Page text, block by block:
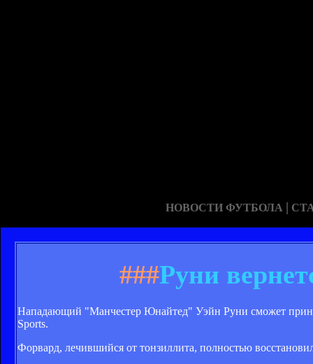
НОВОСТИ ФУТБОЛА |
###Руни
Нападающий "Манчестер Юнайтед" Уэйн Руни сможет
Sports.
Форвард, лечившийся от тонзиллита, полностью